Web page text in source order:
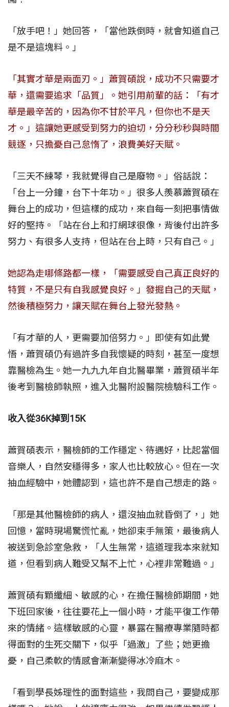
「放手吧！」她回答，「當他跌倒時，就會知道自己
是不是這塊料。」
「其實才華是兩面刃。」蕭賀碩說，成功不只需要才
華，還需要追求「品質」。她引用前輩的話：「有才
華是最辛苦的，因為你不甘於平凡，但你也不是天
才。」這讓她更感受到努力的迫切，分分秒秒與時間
競逐，只擔憂自己怠惰了，浪費美好天賦。
「三天不練琴，我就覺得自己是廢物。」俗話說：
「台上一分鐘，台下十年功。」很多人羨慕蕭賀碩在
舞台上的成功，但這樣的成功，來自每一刻把事情做
好的堅持。「站在台上和打網球很像，背後付出許多
努力、有很多人支持，但站在台上時，只有自己。」
她認為走哪條路都一樣，「需要感受自己真正良好的
特質，不是只有自我感覺良好。」發掘自己的天賦，
然後積極努力，讓天賦在舞台上發光發熱。
「有才華的人，更需要加倍努力。」即使有如此覺
悟，蕭賀碩仍有過許多自我懷疑的時刻，甚至一度想
靠醫檢為生。她一九九九年自北醫畢業，蕭賀碩半年
後考到醫檢師執照，進入北醫附設醫院檢驗科工作。
收入從36K掉到15K
蕭賀碩表示，醫檢師的工作穩定、待遇好，比起當個
音樂人，自然安穩得多，家人也比較放心。但在一次
抽血經驗中，她體認到，這也許不是自己想走的路。
「那是其他醫檢師的病人，還沒抽血就昏倒了，」她
回憶，當時現場驚慌忙亂，她卻束手無策，最後病人
被送到急診室急救，「人生無常，這道理我本來就知
道，但看到病人難受又幫不上忙，心裡非常難過。」
蕭賀碩有顆纖細、敏感的心，在擔任醫檢師期間，她
下班回家後，往往要花上一個小時，才能平復工作帶
來的情緒。這樣敏感的心靈，暴露在醫療專業隨時都
得面對的生死交關下，似乎「過激」了些；她更擔
憂，自己柔軟的情感會漸漸變得冰冷麻木。
「看到學長姊理性的面對這些，我問自己，要變成那